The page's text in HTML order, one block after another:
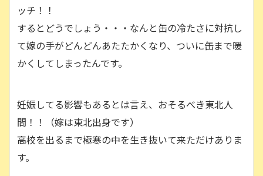
ッチ！！
するとどうでしょう・・・なんと缶の冷たさに対抗し
て嫁の手がどんどんあたたかくなり、ついに缶まで暖
かくしてしまったんです。
妊娠してる影響もあるとは言え、おそるべき東北人
間！！（嫁は東北出身です）
高校を出るまで極寒の中を生き抜いて来ただけありま
す。